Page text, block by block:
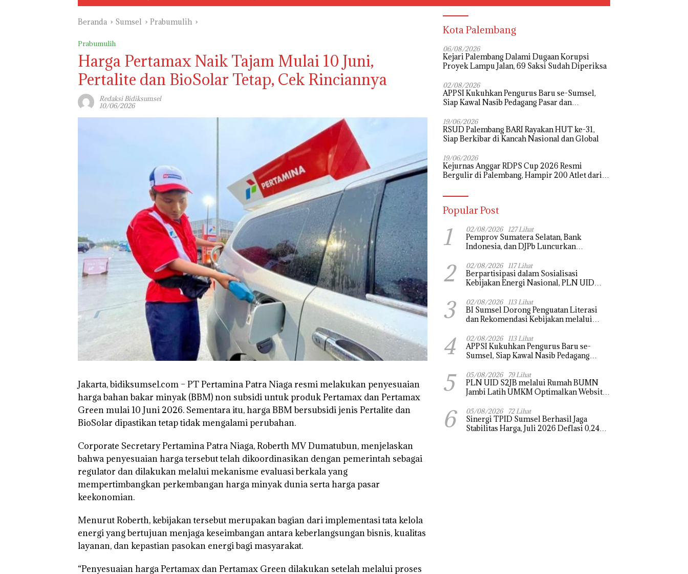
Beranda Sumsel Prabumulih
Prabumulih
Harga Pertamax Naik Tajam Mulai 10 Juni,
Pertalite dan BioSolar Tetap, Cek Rinciannya
Redaksi Bidiksumsel
10/06/2026
Jakarta, bidiksumsel.com – PT Pertamina Patra Niaga resmi melakukan penyesuaian
harga bahan bakar minyak (BBM) non subsidi untuk produk Pertamax dan Pertamax
Green mulai 10 Juni 2026. Sementara itu, harga BBM bersubsidi jenis Pertalite dan
BioSolar dipastikan tetap tidak mengalami perubahan.
Corporate Secretary Pertamina Patra Niaga, Roberth MV Dumatubun, menjelaskan
bahwa penyesuaian harga tersebut telah dikoordinasikan dengan pemerintah sebagai
regulator dan dilakukan melalui mekanisme evaluasi berkala yang
mempertimbangkan perkembangan harga minyak dunia serta harga pasar
keekonomian.
Menurut Roberth, kebijakan tersebut merupakan bagian dari implementasi tata kelola
energi yang bertujuan menjaga keseimbangan antara keberlangsungan bisnis, kualitas
layanan, dan kepastian pasokan energi bagi masyarakat.
“Penyesuaian harga Pertamax dan Pertamax Green dilakukan setelah melalui proses
Kota Palembang
06/08/2026
Kejari Palembang Dalami Dugaan Korupsi
Proyek Lampu Jalan, 69 Saksi Sudah Diperiksa
02/08/2026
APPSI Kukuhkan Pengurus Baru se-Sumsel,
Siap Kawal Nasib Pedagang Pasar dan
19/06/2026
RSUD Palembang BARI Rayakan HUT ke-31,
Siap Berkibar di Kancah Nasional dan Global
19/06/2026
Kejurnas Anggar RDPS Cup 2026 Resmi
Bergulir di Palembang, Hampir 200 Atlet dari
Popular Post
1 02/08/2026 127 Lihat
Pemprov Sumatera Selatan, Bank
Indonesia, dan DJPb Luncurkan
untuk Perkuat Ketahanan Pangan dan
Pengendalian Inflasi
2 02/08/2026 117 Lihat
Berpartisipasi dalam Sosialisasi
Kebijakan Energi Nasional, PLN UID
Listrik
3 02/08/2026 113 Lihat
BI Sumsel Dorong Penguatan Literasi
dan Rekomendasi Kebijakan melalui
Essay 3rd Sriwijaya Economic Forum
2026
4 02/08/2026 113 Lihat
APPSI Kukuhkan Pengurus Baru se-
Sumsel, Siap Kawal Nasib Pedagang
Tradisional
5 05/08/2026 79 Lihat
PLN UID S2JB melalui Rumah BUMN
Jambi Latih UMKM Optimalkan Website
6 05/08/2026 72 Lihat
Sinergi TPID Sumsel Berhasil Jaga
Stabilitas Harga, Juli 2026 Deflasi 0,24